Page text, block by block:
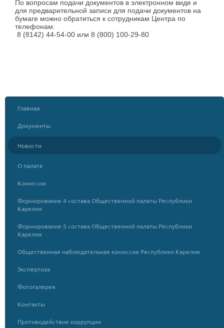
По вопросам подачи документов в электронном виде и
для предварительной записи для подачи документов на
бумаге можно обратиться к сотрудникам Центра по
телефонам:
8 (8142) 44-54-00 или 8 (800) 100-29-80
Главная
Документы
Новости
О палате
Комиссии
Формирование 4 состава Общественной палаты Республики
Карелия
Формирование 5 состава Общественной палаты Республики
Карелия
Общественная наблюдательная комиссия Республики Карелия
Экспертиза
Фотогалерея
Контакты
Противодействие коррупции